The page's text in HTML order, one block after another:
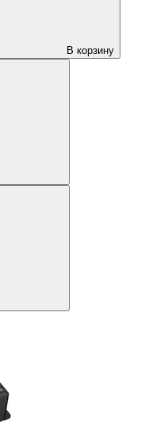
В корзину